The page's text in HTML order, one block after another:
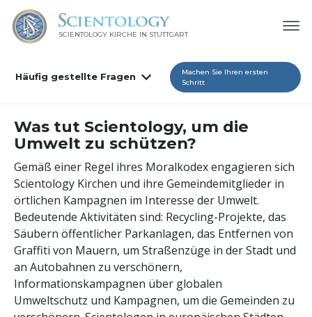
SCIENTOLOGY KIRCHE IN STUTTGART
Häufig gestellte Fragen
Machen Sie Ihren ersten
Schritt
Was tut Scientology, um die
Umwelt zu schützen?
Gemäß einer Regel ihres Moralkodex engagieren sich
Scientology Kirchen und ihre Gemeindemitglieder in
örtlichen Kampagnen im Interesse der Umwelt.
Bedeutende Aktivitäten sind: Recycling-Projekte, das
Säubern öffentlicher Parkanlagen, das Entfernen von
Graffiti von Mauern, um Straßenzüge in der Stadt und
an Autobahnen zu verschönern,
Informationskampagnen über globalen
Umweltschutz und Kampagnen, um die Gemeinden zu